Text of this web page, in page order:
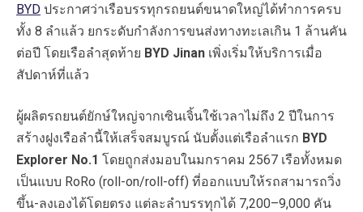
BYD ประกาศว่าเรือบรรทุกรถยนต์ขนาดใหญ่ได้ทำการครบ
ทั้ง 8 ลำแล้ว ยกระดับกำลังการขนส่งทางทะเลเกิน 1 ล้านคัน
ต่อปี โดยเรือลำสุดท้าย BYD Jinan เพิ่งเริ่มให้บริการเมื่อ
สัปดาห์ที่แล้ว
ผู้ผลิตรถยนต์ยักษ์ใหญ่จากเซินเจิ้นใช้เวลาไม่ถึง 2 ปีในการ
สร้างฝูงเรือลำนี้ให้เสร็จสมบูรณ์ นับตั้งแต่เรือลำแรก BYD
Explorer No.1 โดยถูกส่งมอบในมกราคม 2567 เรือทั้งหมด
เป็นแบบ RoRo (roll-on/roll-off) ที่ออกแบบให้รถสามารถวิ่ง
ขึ้น-ลงเองได้โดยตรง แต่ละลำบรรทุกได้ 7,200–9,000 คัน